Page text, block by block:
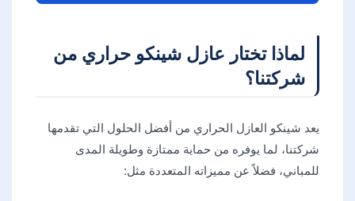
لماذا تختار عازل شينكو حراري من
شركتنا؟
يعد شينكو العازل الحراري من أفضل الحلول التي تقدمها
شركتنا، لما يوفره من حماية ممتازة وطويلة المدى
للمباني، فضلاً عن مميزاته المتعددة مثل: